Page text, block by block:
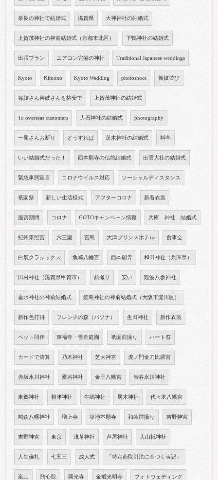
奈良の神社で結婚式 滋賀県 大神神社の結婚式
上賀茂神社の神前結婚式（京都市北区） 下鴨神社の結婚式
出張プラン エアコン完備の神社 Traditional Japanese weddings
Kyoto Kimono Kyoto Wedding photoshoot 舞妓遊び
舞妓さん芸妓さんを格安で 上賀茂神社の結婚式
To overseas customers 大石神社の結婚式 photography
一見さんお断り どうすれば 茨木神社の結婚式 料亭
いい結婚式だった！ 西本願寺の仏前結婚式 出雲大社の結婚式
緊急事態宣言 コロナウイルス対応 ソーシャルディスタンス
祇園祭 新しい生活様式 アフターコロナ 新着衣裳
服喪期間 コロナ GOTOキャンペーン情報 兵庫 神社 結婚式
紀州東照宮 六三園 宮島 大津プリンスホテル 食事会
白鹿クラシックス 魚崎八幡宮 西本願寺 和田神社（兵庫県）
田村神社（滋賀県甲賀市） 前撮り 安い 難波八坂神社
垂水神社の神前結婚式 姫島神社の神前結婚式（大阪市淀川区）
新作色打掛 フレンチの森（パソナ） 生田神社 新作衣裳
ペット同伴 東福寺・雪舟庭園 祇園前撮り ハート窓
カードで清算 乃木神社 芝大神宮 虎ノ門金刀比羅宮
赤坂氷川神社 愛宕神社 金王八幡宮 渋谷氷川神社
東郷神社 根津神社 牛嶋神社 居木神社 代々木八幡宮
鳩森八幡神社 増上寺 築地本願寺 和装前撮り 吉野神宮
吉野神宮 東京 浅草神社 芦屋神社 大山祇神社
人生儀礼 七五三 成人式 「特定商取引法に基づく表記」
嵐山 隋心院 圓光寺 金戒光明寺 フォトウェディング